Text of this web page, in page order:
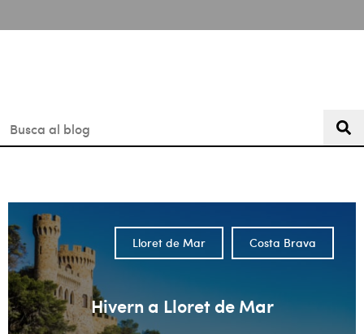
Aquest és un camp de cerca amb una funció de
Hivern a Lloret de Mar
Costa Brava
Lloret de Mar